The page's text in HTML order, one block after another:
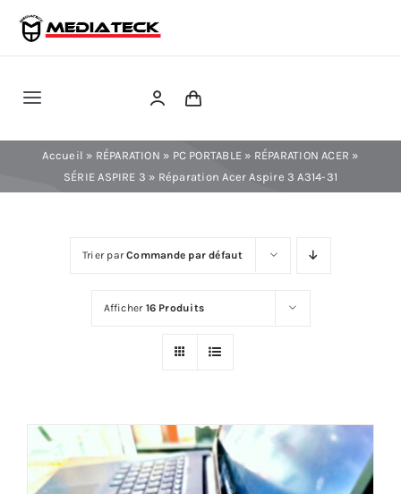
Skip
Toggle
Navigation
RÉPARATION
AUDIO
Accueil » RÉPARATION » PC PORTABLE » RÉPARATION ACER »
SÉRIE ASPIRE 3 » Réparation Acer Aspire 3 A314-31
Trier parCommande par défaut
Afficher 16 Produits